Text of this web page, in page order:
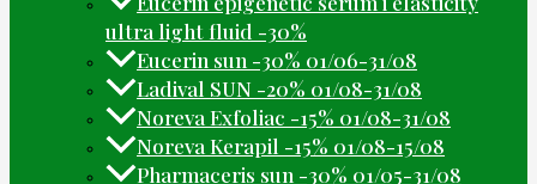
ultra light fluid -30%
Eucerin sun -30% 01/06-31/08
Ladival SUN -20% 01/08-31/08
Noreva Exfoliac -15% 01/08-31/08
Noreva Kerapil -15% 01/08-15/08
Pharmaceris sun -30% 01/05-31/08